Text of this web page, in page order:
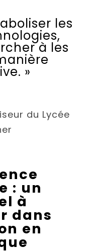
les
à les
»
du Lycée
: un
à
dans
en